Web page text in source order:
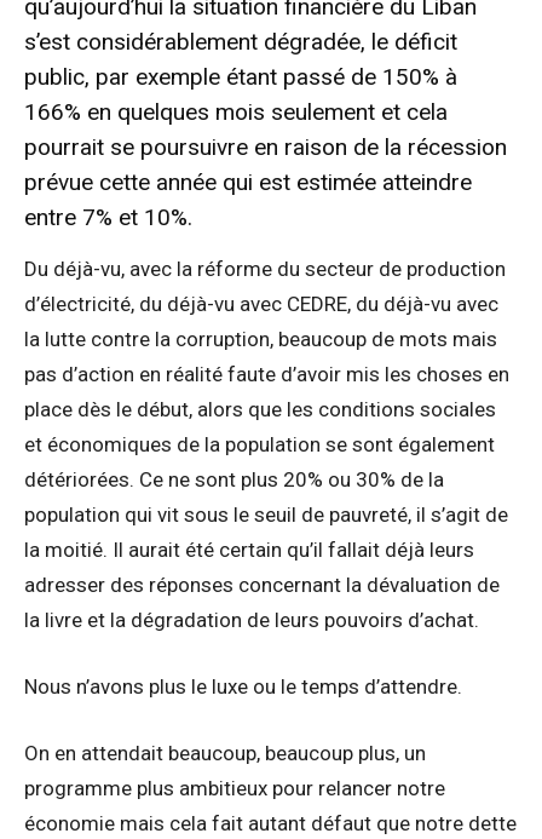
qu’aujourd’hui la situation financière du Liban
s’est considérablement dégradée, le déficit
public, par exemple étant passé de 150% à
166% en quelques mois seulement et cela
pourrait se poursuivre en raison de la récession
prévue cette année qui est estimée atteindre
entre 7% et 10%.
Du déjà-vu, avec la réforme du secteur de production
d’électricité, du déjà-vu avec CEDRE, du déjà-vu avec
la lutte contre la corruption, beaucoup de mots mais
pas d’action en réalité faute d’avoir mis les choses en
place dès le début, alors que les conditions sociales
et économiques de la population se sont également
détériorées. Ce ne sont plus 20% ou 30% de la
population qui vit sous le seuil de pauvreté, il s’agit de
la moitié. Il aurait été certain qu’il fallait déjà leurs
adresser des réponses concernant la dévaluation de
la livre et la dégradation de leurs pouvoirs d’achat.
Nous n’avons plus le luxe ou le temps d’attendre.
On en attendait beaucoup, beaucoup plus, un
programme plus ambitieux pour relancer notre
économie mais cela fait autant défaut que notre dette